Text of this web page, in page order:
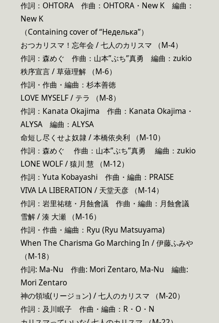
作詞：OHTORA 作曲：OHTORA・New K 編曲：
New K
（Containing cover of “Неделька”）
おつカリスマ！忘年会 / 七人のカリスマ （M-4）
作詞：森めぐ 作曲：山本”ぶち”真勇 編曲：zukio
秩序宣言 / 草薙理解 （M-6）
作詞・作曲・編曲：杉本善徳
LOVE MYSELF / テラ （M-8）
作詞：Kanata Okajima 作曲：Kanata Okajima・
ALYSA 編曲：ALYSA
命短し尽くせよ奴隷 / 本橋依央利 （M-10）
作詞：森めぐ 作曲：山本”ぶち”真勇 編曲：zukio
LONE WOLF / 猿川 慧 （M-12）
作詞：Yuta Kobayashi 作曲・編曲：PRAISE
VIVA LA LIBERATION / 天堂天彦 （M-14）
作詞：岩里祐穂・月蝕會議 作曲・編曲：月蝕會議
雪解 / 湊 大瀬 （M-16）
作詞・作曲・編曲：Ryu (Ryu Matsuyama)
When The Charisma Go Marching In / 伊藤ふみや
（M-18）
作詞: Ma-Nu 作曲: Mori Zentaro, Ma-Nu 編曲:
Mori Zentaro
神の領域(リージョン) / 七人のカリスマ （M-20）
作詞：及川眠子 作曲・編曲：R・O・N